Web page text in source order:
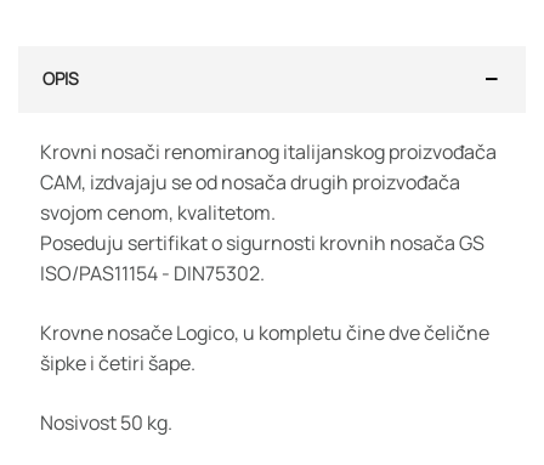
OPIS
Krovni nosači renomiranog italijanskog proizvođača
CAM, izdvajaju se od nosača drugih proizvođača
svojom cenom, kvalitetom.
Poseduju sertifikat o sigurnosti krovnih nosača GS
ISO/PAS11154 - DIN75302.
Krovne nosače Logico, u kompletu čine dve čelične
šipke i četiri šape.
Nosivost 50 kg.